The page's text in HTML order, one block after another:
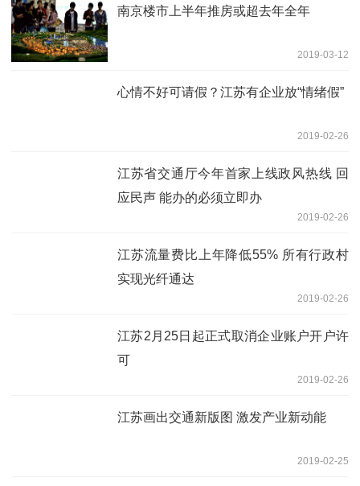
南京楼市上半年推房或超去年全年
2019-03-12
心情不好可请假？江苏有企业放“情绪假”
2019-02-26
江苏省交通厅今年首家上线政风热线 回
应民声 能办的必须立即办
2019-02-26
江苏流量费比上年降低55% 所有行政村
实现光纤通达
2019-02-26
江苏2月25日起正式取消企业账户开户许
可
2019-02-26
江苏画出交通新版图 激发产业新动能
2019-02-25